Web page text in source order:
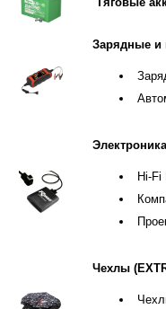
Зарядные и
Электроника
Hi-Fi
Чехлы